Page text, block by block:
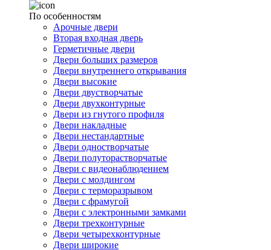
По особенностям
Арочные двери
Вторая входная дверь
Герметичные двери
Двери больших размеров
Двери внутреннего открывания
Двери высокие
Двери двустворчатые
Двери двухконтурные
Двери из гнутого профиля
Двери накладные
Двери нестандартные
Двери одностворчатые
Двери полуторастворчатые
Двери с видеонаблюдением
Двери с молдингом
Двери с терморазрывом
Двери с фрамугой
Двери с электронными замками
Двери трехконтурные
Двери четырехконтурные
Двери широкие